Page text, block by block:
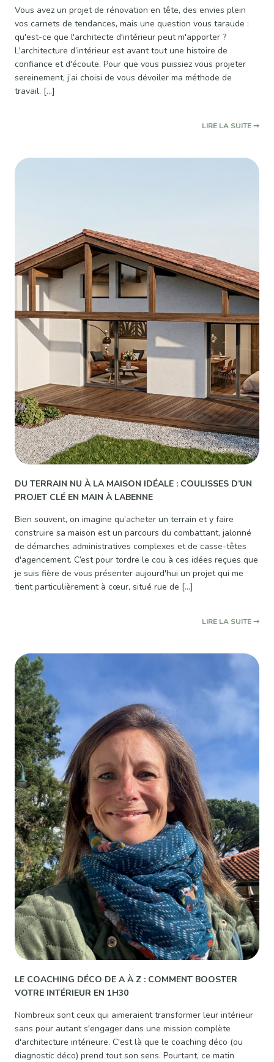
Vous avez un projet de rénovation en tête, des envies plein
vos carnets de tendances, mais une question vous taraude :
qu'est-ce que l'architecte d'intérieur peut m'apporter ?
L'architecture d’intérieur est avant tout une histoire de
confiance et d'écoute. Pour que vous puissiez vous projeter
sereinement, j’ai choisi de vous dévoiler ma méthode de
travail. […]
DU TERRAIN NU À LA MAISON IDÉALE : COULISSES D’UN
PROJET CLÉ EN MAIN À LABENNE
Bien souvent, on imagine qu’acheter un terrain et y faire
construire sa maison est un parcours du combattant, jalonné
de démarches administratives complexes et de casse-têtes
d'agencement. C’est pour tordre le cou à ces idées reçues que
je suis fière de vous présenter aujourd'hui un projet qui me
tient particulièrement à cœur, situé rue de […]
LE COACHING DÉCO DE A À Z : COMMENT BOOSTER
VOTRE INTÉRIEUR EN 1H30
Nombreux sont ceux qui aimeraient transformer leur intérieur
sans pour autant s'engager dans une mission complète
d'architecture intérieure. C'est là que le coaching déco (ou
diagnostic déco) prend tout son sens. Pourtant, ce matin